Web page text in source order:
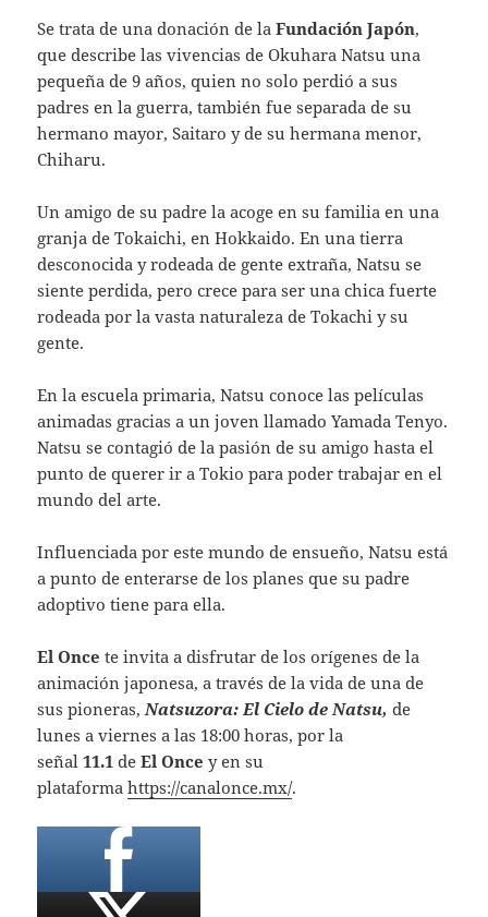
Se trata de una donación de laFundación Japón,
que describe las vivencias de Okuhara Natsu una
pequeña de 9 años, quien no solo perdió a sus
padres en la guerra, también fue separada de su
hermano mayor, Saitaro y de su hermana menor,
Chiharu.
Un amigo de su padre la acoge en su familia en una
granja de Tokaichi, en Hokkaido. En una tierra
desconocida y rodeada de gente extraña, Natsu se
siente perdida, pero crece para ser una chica fuerte
rodeada por la vasta naturaleza de Tokachi y su
gente.
En la escuela primaria, Natsu conoce las películas
animadas gracias a un joven llamado Yamada Tenyo.
Natsu se contagió de la pasión de su amigo hasta el
punto de querer ir a Tokio para poder trabajar en el
mundo del arte.
Influenciada por este mundo de ensueño, Natsu está
a punto de enterarse de los planes que su padre
adoptivo tiene para ella.
El Once te invita a disfrutar de los orígenes de la
animación japonesa, a través de la vida de una de
sus pioneras, Natsuzora: El Cielo de Natsu, de
lunes a viernes a las 18:00 horas, por la
señal11.1 deEl Oncey en su
plataformahttps://canalonce.mx/.